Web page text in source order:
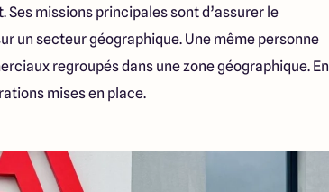
Ses missions principales sont d’assurer le
un secteur géographique. Une même personne
regroupés dans une zone géographique. En
mises en place.